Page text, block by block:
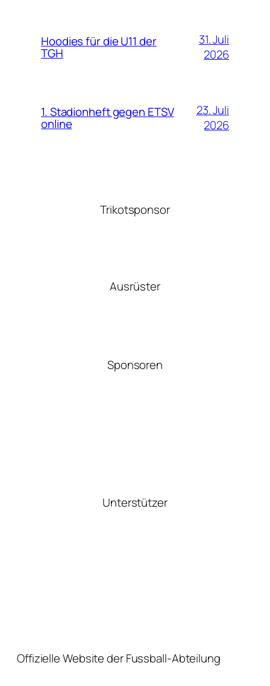
Hoodies für die U11 der
TGH
31. Juli
2026
1. Stadionheft gegen ETSV
online
23. Juli
2026
Trikotsponsor
Ausrüster
Sponsoren
Unterstützer
Offizielle Website der Fussball-Abteilung